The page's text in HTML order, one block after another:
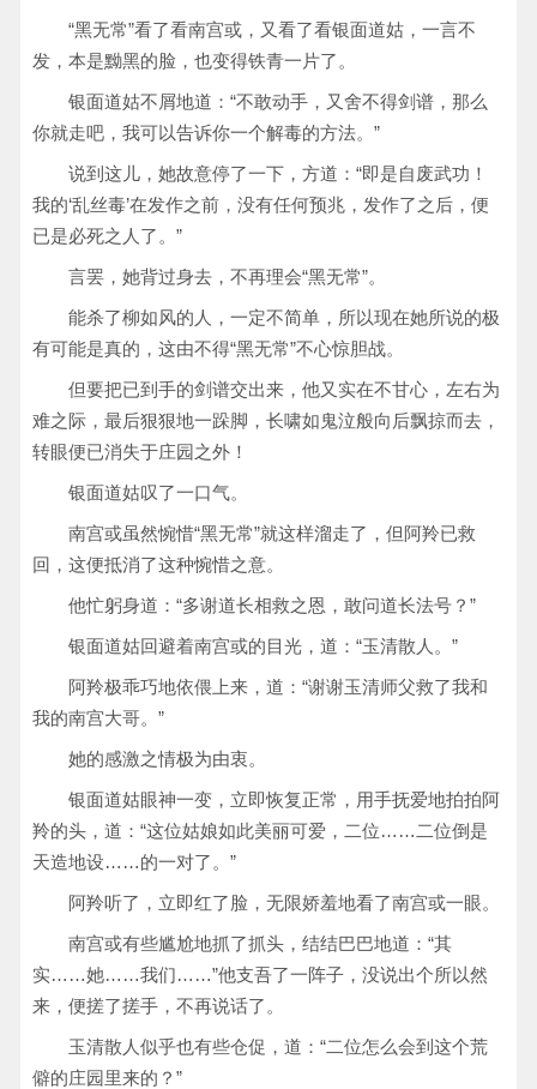
“黑无常”看了看南宫或，又看了看银面道姑，一言不
发，本是黝黑的脸，也变得铁青一片了。
银面道姑不屑地道：“不敢动手，又舍不得剑谱，那么
你就走吧，我可以告诉你一个解毒的方法。”
说到这儿，她故意停了一下，方道：“即是自废武功！
我的‘乱丝毒’在发作之前，没有任何预兆，发作了之后，便
已是必死之人了。”
言罢，她背过身去，不再理会“黑无常”。
能杀了柳如风的人，一定不简单，所以现在她所说的极
有可能是真的，这由不得“黑无常”不心惊胆战。
但要把已到手的剑谱交出来，他又实在不甘心，左右为
难之际，最后狠狠地一跺脚，长啸如鬼泣般向后飘掠而去，
转眼便已消失于庄园之外！
银面道姑叹了一口气。
南宫或虽然惋惜“黑无常”就这样溜走了，但阿羚已救
回，这便抵消了这种惋惜之意。
他忙躬身道：“多谢道长相救之恩，敢问道长法号？”
银面道姑回避着南宫或的目光，道：“玉清散人。”
阿羚极乖巧地依偎上来，道：“谢谢玉清师父救了我和
我的南宫大哥。”
她的感激之情极为由衷。
银面道姑眼神一变，立即恢复正常，用手抚爱地拍拍阿
羚的头，道：“这位姑娘如此美丽可爱，二位……二位倒是
天造地设……的一对了。”
阿羚听了，立即红了脸，无限娇羞地看了南宫或一眼。
南宫或有些尴尬地抓了抓头，结结巴巴地道：“其
实……她……我们……”他支吾了一阵子，没说出个所以然
来，便搓了搓手，不再说话了。
玉清散人似乎也有些仓促，道：“二位怎么会到这个荒
僻的庄园里来的？”